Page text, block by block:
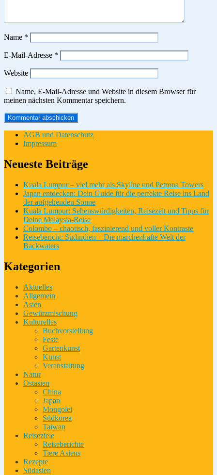
Name *
E-Mail-Adresse *
Website
Name, E-Mail-Adresse und Website in diesem Browser für
meinen nächsten Kommentar speichern.
AGB und Datenschutz
Impressum
Neueste Beiträge
Kuala Lumpur – viel mehr als Skyline und Petrona Towers
Japan entdecken: Dein Guide für die perfekte Reise ins Land
der aufgehenden Sonne
Kuala Lumpur: Sehenswürdigkeiten, Reisezeit und Tipps für
Deine Malaysia-Reise
Colombo – chaotisch, faszinierend und voller Kontraste
Reisebericht: Südindien – Die märchenhafte Welt der
Backwaters
Kategorien
Aktuelles
Allgemein
Asien
Gewürzmischung
Kulturelles
Buchvorstellung
Feste
Gartenkunst
Kunst
Veranstaltung
Natur
Ostasien
China
Japan
Mongolei
Südkorea
Taiwan
Reiseziele
Reiseberichte
Tiere Asiens
Rezepte
Südasien